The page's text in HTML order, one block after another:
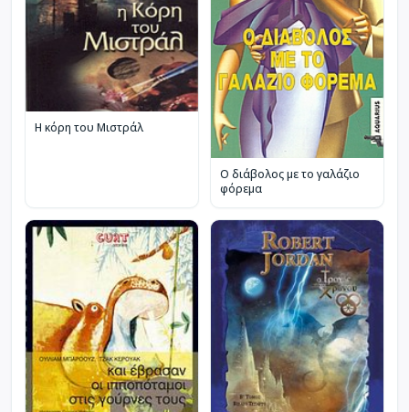
Η κόρη του Μιστράλ
Ο διάβολος με το γαλάζιο
φόρεμα